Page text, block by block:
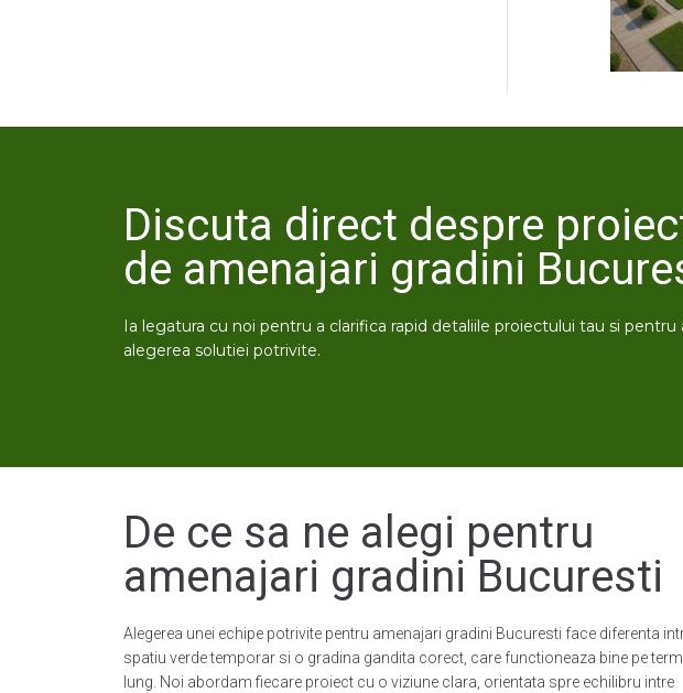
Discuta direct despre
de amenajari gradini
Ia legatura cu noi pentru a clarifica rapid detaliile proiectului tau si
alegerea solutiei potrivite.
De ce sa ne alegi pentru
amenajari gradini Bucuresti
Alegerea unei echipe potrivite pentru amenajari gradini Bucuresti face diferenta
spatiu verde temporar si o gradina gandita corect, care functioneaza bine pe
lung. Noi abordam fiecare proiect cu o viziune clara, orientata spre echilibru intre